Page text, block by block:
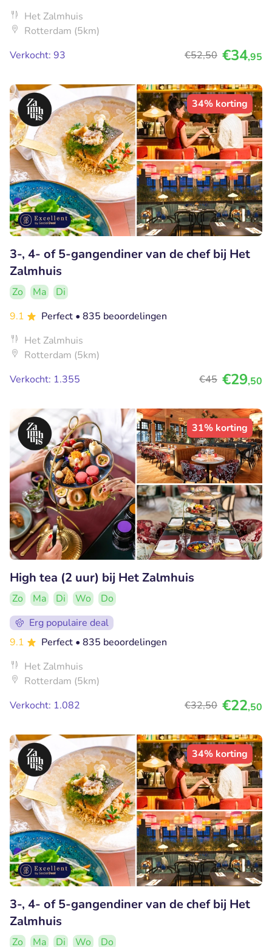
Het Zalmhuis
Rotterdam (5km)
Verkocht: 93
€52,50 €34,95
34% korting
3-, 4- of 5-gangendiner van de chef bij Het
Zalmhuis
Zo Ma
Di
9.1
Perfect • 835 beoordelingen
Het Zalmhuis
Rotterdam (5km)
Verkocht: 1.355
€45 €29,50
31% korting
High tea (2 uur) bij Het Zalmhuis
Zo Ma Di Wo
Do
Erg populaire deal
9.1
Perfect • 835 beoordelingen
Het Zalmhuis
Rotterdam (5km)
Verkocht: 1.082
€32,50 €22,50
34% korting
3-, 4- of 5-gangendiner van de chef bij Het
Zalmhuis
Zo Ma Di Wo Do